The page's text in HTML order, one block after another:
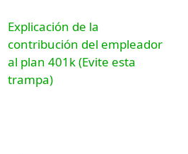
Explicación de la
contribución del empleador
al plan 401k (Evite esta
trampa)